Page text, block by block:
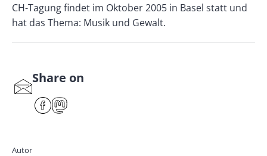
CH-Tagung findet im Oktober 2005 in Basel statt und
hat das Thema: Musik und Gewalt.
S
Share on
F
Autor